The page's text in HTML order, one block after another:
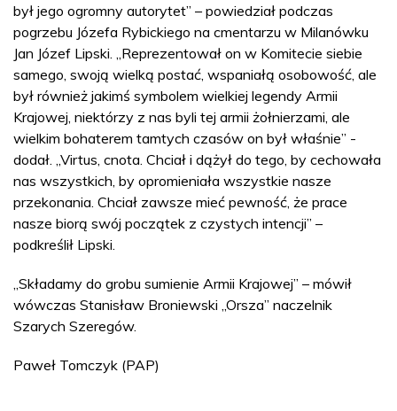
był jego ogromny autorytet” – powiedział podczas
pogrzebu Józefa Rybickiego na cmentarzu w Milanówku
Jan Józef Lipski. „Reprezentował on w Komitecie siebie
samego, swoją wielką postać, wspaniałą osobowość, ale
był również jakimś symbolem wielkiej legendy Armii
Krajowej, niektórzy z nas byli tej armii żołnierzami, ale
wielkim bohaterem tamtych czasów on był właśnie” -
dodał. „Virtus, cnota. Chciał i dążył do tego, by cechowała
nas wszystkich, by opromieniała wszystkie nasze
przekonania. Chciał zawsze mieć pewność, że prace
nasze biorą swój początek z czystych intencji” –
podkreślił Lipski.
„Składamy do grobu sumienie Armii Krajowej” – mówił
wówczas Stanisław Broniewski „Orsza” naczelnik
Szarych Szeregów.
Paweł Tomczyk (PAP)